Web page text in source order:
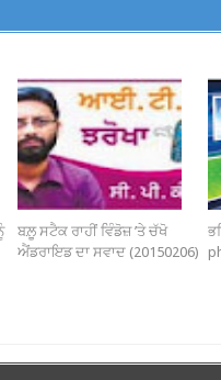
ਬਲ਼ੂ ਸਟੈਕ ਰਾਹੀਂ ਵਿੰਡੋਜ਼ ’ਤੇ ਚੱਖੋ
ਐਂਡਰਾਇਡ ਦਾ ਸਵਾਦ (20150206)